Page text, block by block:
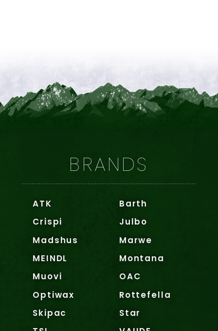
BRANDS
ATK
Barth
Crispi
Julbo
Madshus
Marwe
MEINDL
Montana
Muovi
OAC
Optiwax
Rottefella
Skipac
Star